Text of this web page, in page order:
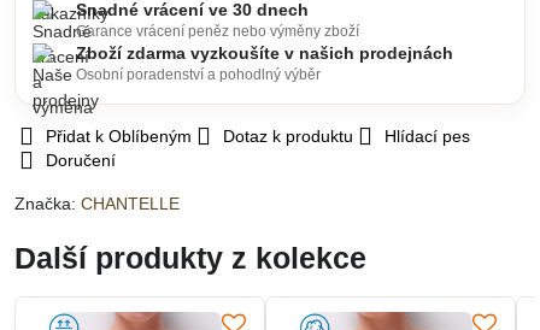
Přidat k Oblíbeným Dotaz k produktu
Hlídací pes
Doručení
Značka: CHANTELLE
Snadné vrácení ve 30 dnech
Garance vrácení peněz nebo výměny zboží
Zboží zdarma vyzkoušíte v našich prodejnách
Osobní poradenství a pohodlný výběr
Další produkty z kolekce